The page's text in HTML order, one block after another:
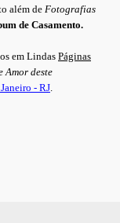
além de Fotografias
de Casamento.
em Lindas Páginas
Amor deste
- RJ